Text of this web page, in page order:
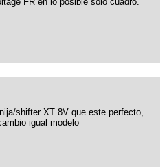
shifter XT 8V que este perfecto,
igual modelo